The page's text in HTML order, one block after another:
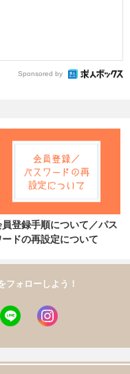
Sponsored by
員登録手順について／パス
ードの再設定について
フォローしよう！